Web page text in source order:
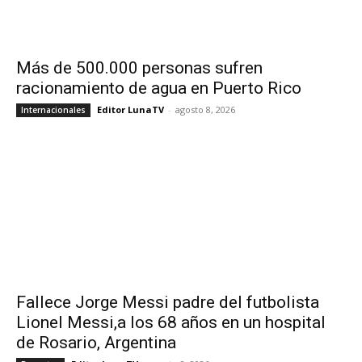
Más de 500.000 personas sufren
racionamiento de agua en Puerto Rico
Internacionales Editor LunaTV - agosto 8, 2026
Fallece Jorge Messi padre del futbolista
Lionel Messi,a los 68 años en un hospital
de Rosario, Argentina